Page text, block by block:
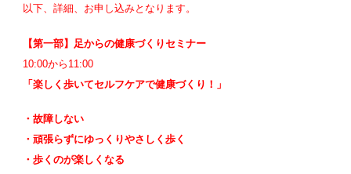
以下、詳細、お申し込みとなります。
【第一部】足からの健康づくりセミナー
10:00から11:00
「楽しく歩いてセルフケアで健康づくり！」
・故障しない
・頑張らずにゆっくりやさしく歩く
・歩くのが楽しくなる